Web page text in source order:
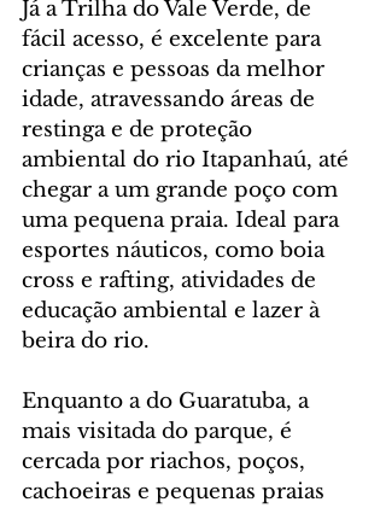
Já a Trilha do Vale Verde, de
fácil acesso, é excelente para
crianças e pessoas da melhor
idade, atravessando áreas de
restinga e de proteção
ambiental do rio Itapanhaú, até
chegar a um grande poço com
uma pequena praia. Ideal para
esportes náuticos, como boia
cross e rafting, atividades de
educação ambiental e lazer à
beira do rio.
Enquanto a do Guaratuba, a
mais visitada do parque, é
cercada por riachos, poços,
cachoeiras e pequenas praias